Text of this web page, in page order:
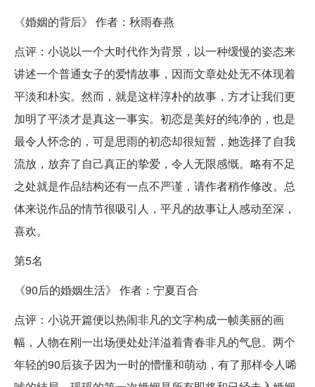
《婚姻的背后》 作者：秋雨春燕
点评：小说以一个大时代作为背景，以一种缓慢的姿态来
讲述一个普通女子的爱情故事，因而文章处处无不体现着
平淡和朴实。然而，就是这样淳朴的故事，方才让我们更
加明了平淡才是真这一事实。初恋是美好的纯净的，也是
最令人怀念的，可是思雨的初恋却很短暂，她选择了自我
流放，放弃了自己真正的挚爱，令人无限感慨。略有不足
之处就是作品结构还有一点不严谨，请作者稍作修改。总
体来说作品的情节很吸引人，平凡的故事让人感动至深，
喜欢。
第5名
《90后的婚姻生活》 作者：宁夏百合
点评：小说开篇便以热闹非凡的文字构成一帧美丽的画
幅，人物在刚一出场便处处洋溢着青春非凡的气息。两个
年轻的90后孩子因为一时的懵懂和萌动，有了那样令人唏